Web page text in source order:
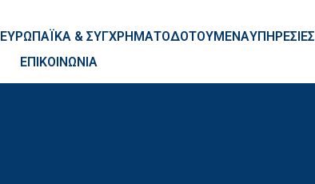
ΕΥΡΩΠΑΪΚΑ & ΣΥΓΧΡΗΜΑΤΟΔΟΤΟΥΜΕΝΑΥΠΗΡΕΣΙΕΣ
ΕΠΙΚΟΙΝΩΝΙΑ